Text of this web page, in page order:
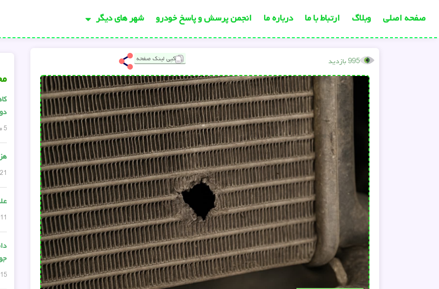
صفحه اصلی وبلاگ ارتباط با ما درباره ما انجمن پرسش و پاسخ خودرو شهر های دیگر
5 مارس, 2024
21 مارس, 2024
11 فوریه, 2025
15 دسامبر, 2024
995 بازدید کپی لینک صفحه